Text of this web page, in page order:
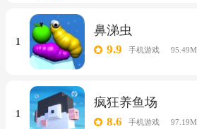
1
鼻涕虫
9.9 手机游戏 95.49M
1
疯狂养鱼场
8.6 手机游戏 97.19M